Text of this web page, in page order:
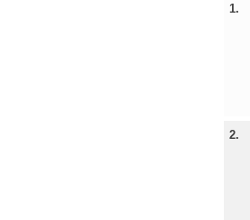
1.
2.